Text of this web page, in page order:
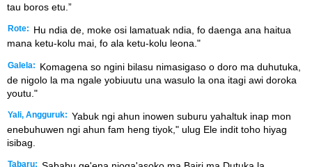
tau boros etu.”
Rote:
Hu ndia de, moke osi lamatuak ndia, fo daenga ana haitua
mana ketu-kolu mai, fo ala ketu-kolu leona."
Galela:
Komagena so ngini bilasu nimasigaso o doro ma duhutuka,
de nigolo la ma ngale yobiuutu una wasulo la ona itagi awi doroka
youtu."
Yali, Angguruk: Yabuk ngi ahun inowen suburu yahaltuk inap mon
enebuhuwen ngi ahun fam heng tiyok," ulug Ele indit toho hiyag
isibag.
Tabaru: